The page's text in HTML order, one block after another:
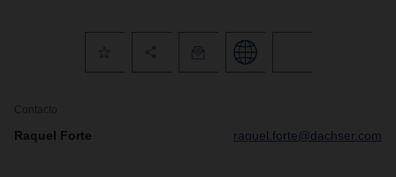
Contacto
Raquel Forte raquel.forte@dachser.com